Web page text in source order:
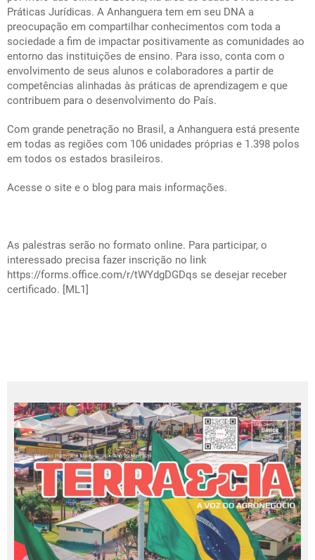
Práticas Jurídicas. A Anhanguera tem em seu DNA a
preocupação em compartilhar conhecimentos com toda a
sociedade a fim de impactar positivamente as comunidades ao
entorno das instituições de ensino. Para isso, conta com o
envolvimento de seus alunos e colaboradores a partir de
competências alinhadas às práticas de aprendizagem e que
contribuem para o desenvolvimento do País.
Com grande penetração no Brasil, a Anhanguera está presente
em todas as regiões com 106 unidades próprias e 1.398 polos
em todos os estados brasileiros.
Acesse o site e o blog para mais informações.
As palestras serão no formato online. Para participar, o
interessado precisa fazer inscrição no link
https://forms.office.com/r/tWYdgDGDqs se desejar receber
certificado. [ML1]